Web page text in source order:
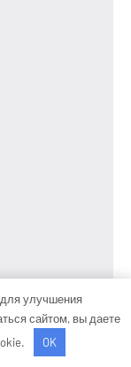
улучшения
сайтом, вы даете
OK